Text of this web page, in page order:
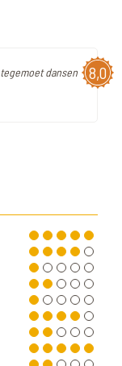
8,0
dansen